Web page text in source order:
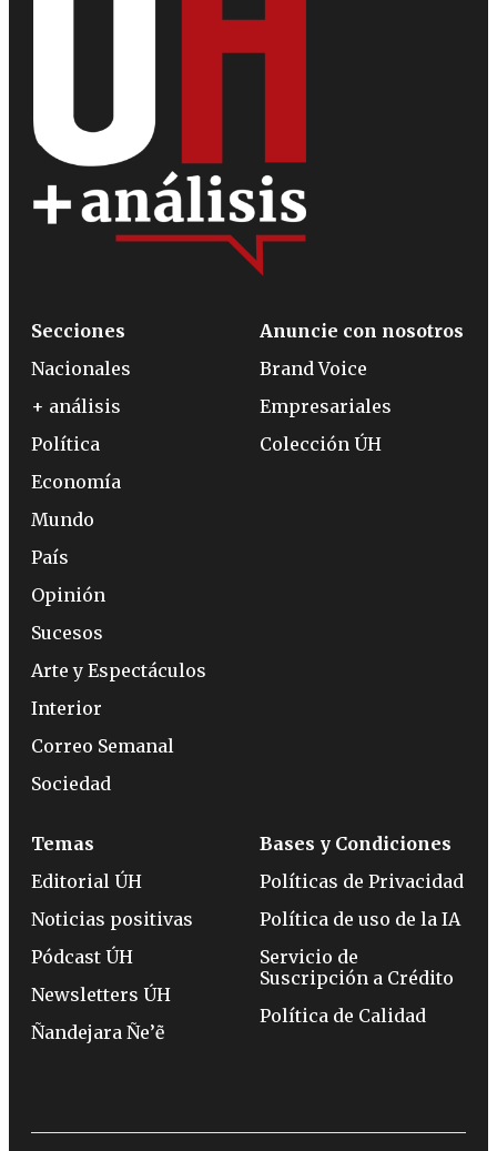
Secciones
Nacionales
+ análisis
Política
Economía
Mundo
País
Opinión
Sucesos
Arte y Espectáculos
Interior
Correo Semanal
Sociedad
Anuncie con nosotros
Brand Voice
Empresariales
Colección ÚH
Temas
Editorial ÚH
Noticias positivas
Pódcast ÚH
Newsletters ÚH
Ñandejara Ñe’ẽ
Bases y Condiciones
Políticas de Privacidad
Política de uso de la IA
Servicio de
Suscripción a Crédito
Política de Calidad